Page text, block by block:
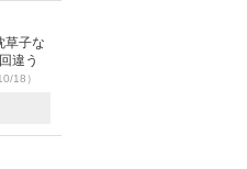
草子な
違う
18）